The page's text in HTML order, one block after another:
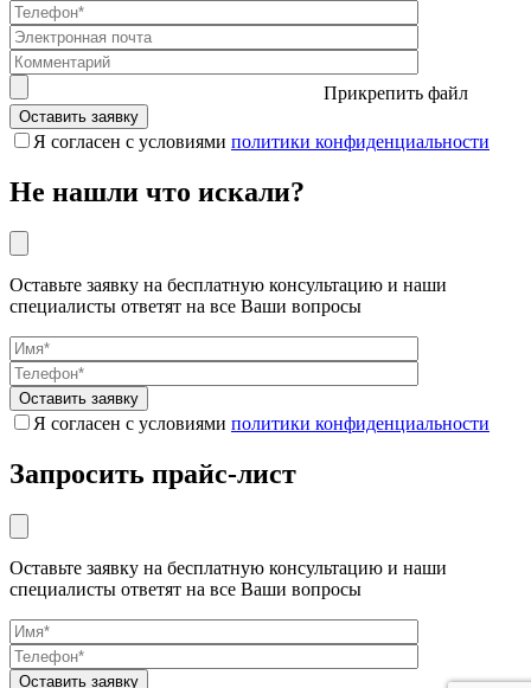
Прикрепить файл
Я согласен с условиями политики конфиденциальности
Не нашли что искали?
Оставьте заявку на бесплатную консультацию и наши
специалисты ответят на все Ваши вопросы
Я согласен с условиями политики конфиденциальности
Запросить прайс-лист
Оставьте заявку на бесплатную консультацию и наши
специалисты ответят на все Ваши вопросы